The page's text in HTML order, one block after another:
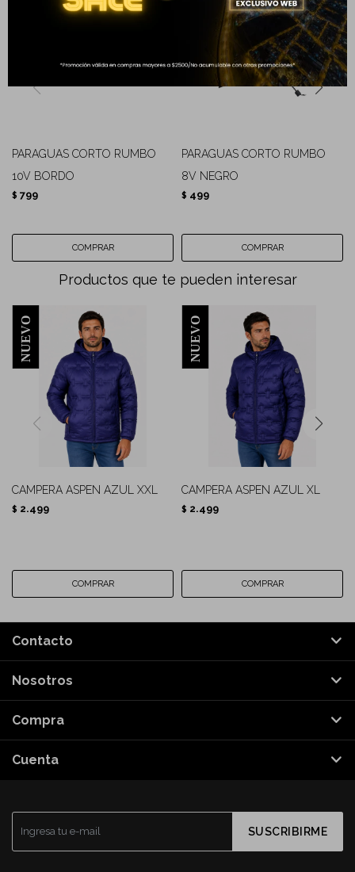
PARAGUAS CORTO RUMBO
10V BORDO
$ 799
PARAGUAS CORTO RUMBO
8V NEGRO
$ 499
Productos que te pueden interesar
CAMPERA ASPEN AZUL XXL
$ 2.499
CAMPERA ASPEN AZUL XL
$ 2.499
SUSCRIBIRME
Contacto
Nosotros
Compra
Cuenta